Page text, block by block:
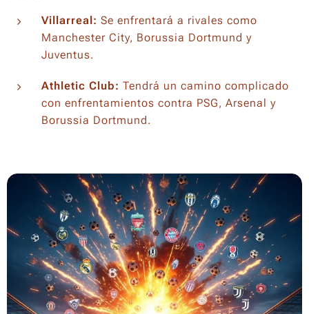
Villarreal: Se enfrentará a rivales como
Manchester City, Borussia Dortmund y
Juventus.
Athletic Club: Tendrá un camino complicado
con enfrentamientos contra PSG, Arsenal y
Borussia Dortmund.